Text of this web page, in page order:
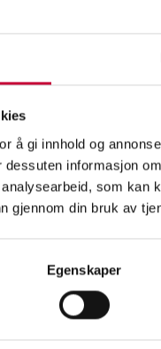
å gi innhold og
informasjon
som kan
gjennom din bruk av
Egenskaper
begynner med en
locations. Elementer
Deichmanske
i Steinars arbeider.
fra den mytologiske
Hundene i Steinar
som i verket Kerberos
soner, med to
ta en kaffe, sitte ned og